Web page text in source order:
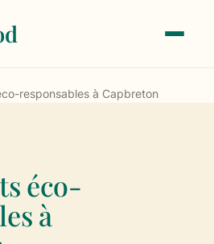
responsables à Capbreton
éco-
à